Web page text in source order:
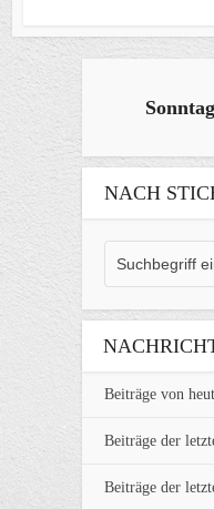
NACH
Beiträge von
Beiträge der
Beiträge der